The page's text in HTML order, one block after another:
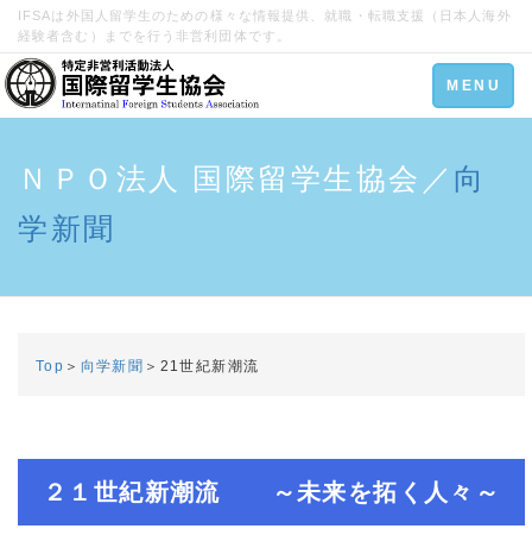
IFSAは外国人留学生のための様々な情報提供、就職・転職支援（日本人海外
経験者含む）までを行う非営利団体です。
Toggle
navigation
MENU
ＮＰＯ法人 国際留学生協会／ 向
学新聞
Top ＞ 向学新聞 ＞21世紀新潮流
２１世紀新潮流 ～未来を拓く人々～